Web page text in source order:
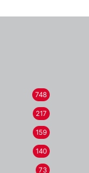
748
217
159
140
73